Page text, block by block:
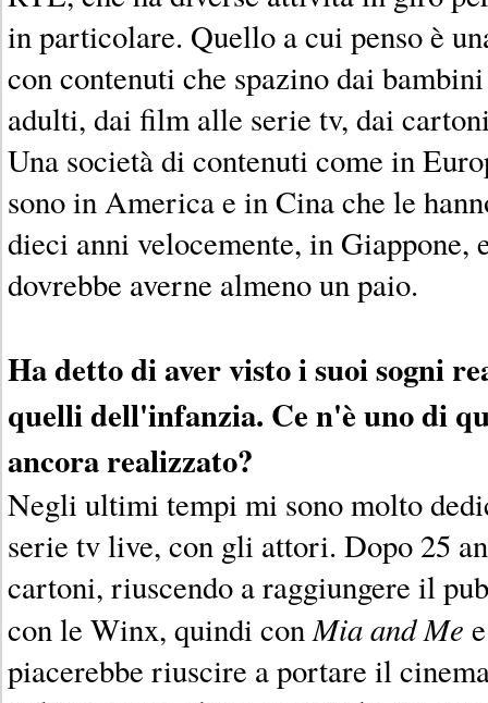
in particolare. Quello a cui penso è
con contenuti che spazino dai
adulti, dai film alle serie tv, dai
Una società di contenuti come in
sono in America e in Cina che le
dieci anni velocemente, in Giappone,
dovrebbe averne almeno un paio.
Ha detto di aver visto i suoi sogni
quelli dell'infanzia. Ce n'è uno di
ancora realizzato?
Negli ultimi tempi mi sono molto
serie tv live, con gli attori. Dopo 25
cartoni, riuscendo a raggiungere il
con le Winx, quindi conMia and Me
piacerebbe riuscire a portare il